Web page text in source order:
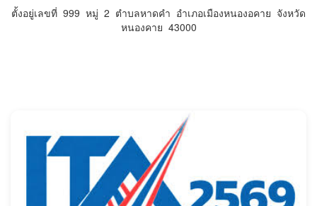
ตั้งอยู่เลขที่ 999 หมู่ 2 ตำบลหาดคำ อำเภอเมืองหนองอคาย จังหวัด
หนองคาย 43000